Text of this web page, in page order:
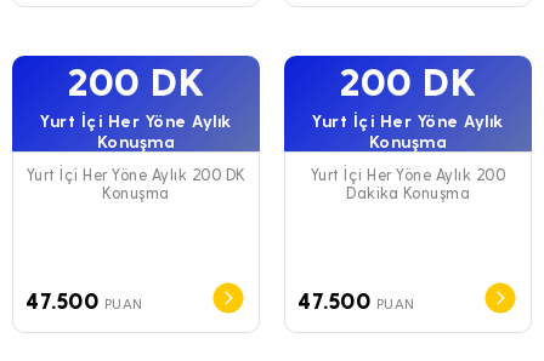
200 DK
Yurt İçi Her Yöne Aylık
Konuşma
Yurt İçi Her Yöne Aylık 200 DK
Konuşma
47.500 PUAN
200 DK
Yurt İçi Her Yöne Aylık
Konuşma
Yurt İçi Her Yöne Aylık 200
Dakika Konuşma
47.500 PUAN